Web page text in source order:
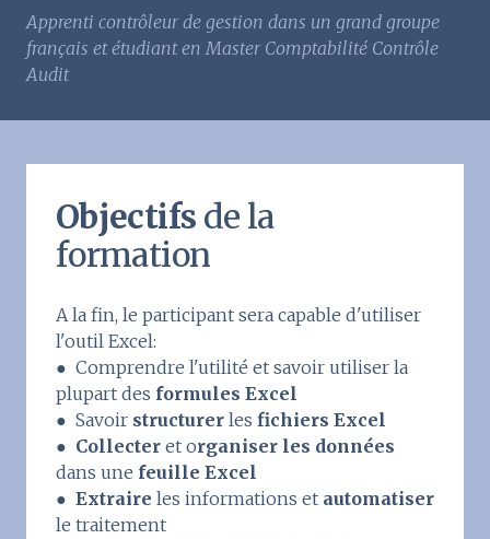
Apprenti contrôleur de gestion dans un grand groupe
français et étudiant en Master Comptabilité Contrôle
Audit
Objectifs de la
formation
A la fin, le participant sera capable d'utiliser
l'outil Excel:
● Comprendre l'utilité et savoir utiliser la
plupart des formules Excel
● Savoir structurer les fichiers Excel
● Collecter et organiser les données
dans une feuille Excel
● Extraire les informations et automatiser
le traitement